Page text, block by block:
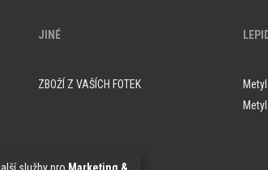
JINÉ
ZBOŽÍ Z VAŠÍCH FOTEK